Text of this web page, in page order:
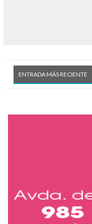
ENTRADA MÁS RECIENTE